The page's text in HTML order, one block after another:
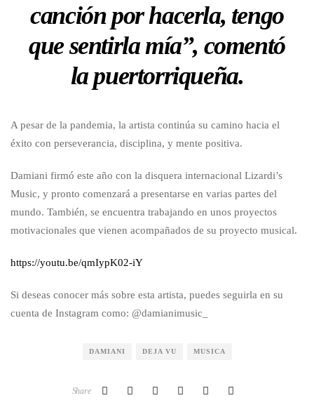
canción por hacerla, tengo
que sentirla mía”, comentó
la puertorriqueña.
A pesar de la pandemia, la artista continúa su camino hacia el
éxito con perseverancia, disciplina, y mente positiva.
Damiani firmó este año con la disquera internacional Lizardi’s
Music, y pronto comenzará a presentarse en varias partes del
mundo. También, se encuentra trabajando en unos proyectos
motivacionales que vienen acompañados de su proyecto musical.
https://youtu.be/qmIypK02-iY
Si deseas conocer más sobre esta artista, puedes seguirla en su
cuenta de Instagram como: @damianimusic_
DAMIANI DEJA VU MUSICA
Share